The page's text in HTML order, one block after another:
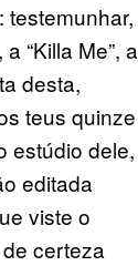
testemunhar,
“Killa Me”, a
desta,
teus quinze
estúdio dele,
editada
viste o
certeza